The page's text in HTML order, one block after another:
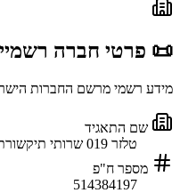
📜 פרטי חברה
מידע רשמי מרשם החברות
שם התאגיד
טלזר 019 שרותי תיקשורת בינלאומיים בע"מ
מספר ח"פ
514384197